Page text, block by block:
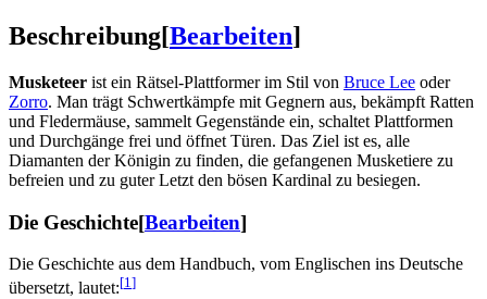
Beschreibung[Bearbeiten]
Musketeer ist ein Rätsel-Plattformer im Stil von Bruce Lee oder
Zorro. Man trägt Schwertkämpfe mit Gegnern aus, bekämpft Ratten
und Fledermäuse, sammelt Gegenstände ein, schaltet Plattformen
und Durchgänge frei und öffnet Türen. Das Ziel ist es, alle
Diamanten der Königin zu finden, die gefangenen Musketiere zu
befreien und zu guter Letzt den bösen Kardinal zu besiegen.
Die Geschichte[Bearbeiten]
Die Geschichte aus dem Handbuch, vom Englischen ins Deutsche
übersetzt, lautet:[1]